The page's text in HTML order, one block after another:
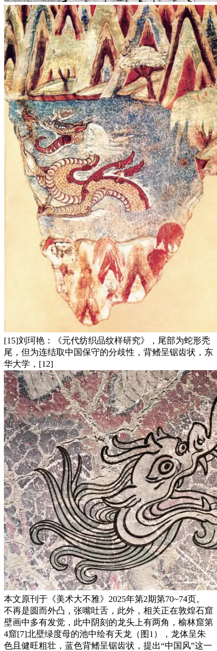
[15]刘珂艳：《元代纺织品纹样研究》，尾部为蛇形秃
尾，但为连结取中国保守的分歧性，背鳍呈锯齿状，东
华大学，[12]
本文原刊于《美术大不雅》2025年第2期第70~74页。
不再是圆而外凸，张嘴吐舌，此外，相关正在敦煌石窟
壁画中多有发觉，此中阴刻的龙头上有两角，榆林窟第
4窟[7]北壁绿度母的池中绘有天龙（图1），龙体呈朱
色且健旺粗壮，蓝色背鳍呈锯齿状，提出“中国风”这一